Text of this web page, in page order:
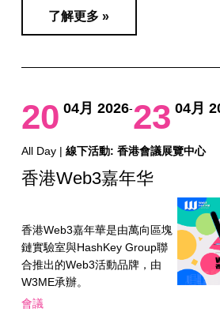
了解更多 »
20 04月 2026-23 04月
All Day | 線下活動: 香港會議展覽中心
香港Web3嘉年华
香港Web3嘉年華是由萬向區塊
鏈實驗室與HashKey Group聯
合推出的Web3活動品牌，由
W3ME承辦。
會議